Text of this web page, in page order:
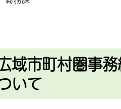
域市町村圏事
いて